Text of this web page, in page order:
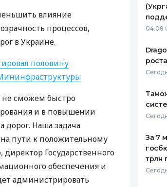
ЕЖЕМЕСЯЧНЫЙ ОБЗОР
влияние
процессов,
в Украине.
половину
сможем быстро
и в повышении
дорог. Наша задача
пути к положительному
Государственного
обеспечения и
администрировать
04.08
За 7
трлн